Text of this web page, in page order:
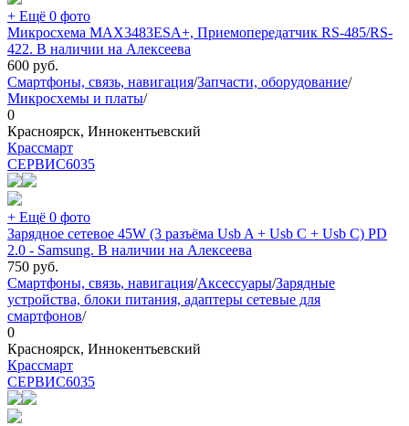
+ Ещё 0 фото
Микросхема MAX3483ESA+, Приемопередатчик RS-485/RS-
422. В наличии на Алексеева
600 руб.
Смартфоны, связь, навигация/Запчасти, оборудование/
Микросхемы и платы/
0
Красноярск, Иннокентьевский
Крассмарт
СЕРВИС6035
+ Ещё 0 фото
Зарядное сетевое 45W (3 разъёма Usb A + Usb C + Usb C) PD
2.0 - Samsung. В наличии на Алексеева
750 руб.
Смартфоны, связь, навигация/Аксессуары/Зарядные
устройства, блоки питания, адаптеры сетевые для
смартфонов/
0
Красноярск, Иннокентьевский
Крассмарт
СЕРВИС6035